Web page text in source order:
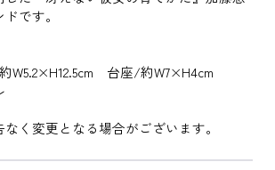
です。
W5.2×H12.5cm 台座/約W7×H4cm
く変更となる場合がございます。